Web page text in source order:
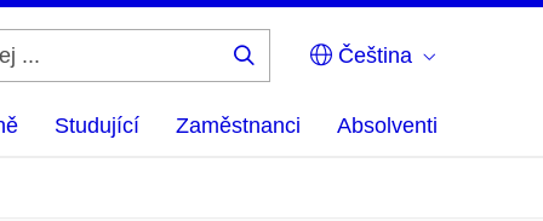
Čeština
Studující Zaměstnanci Absolventi